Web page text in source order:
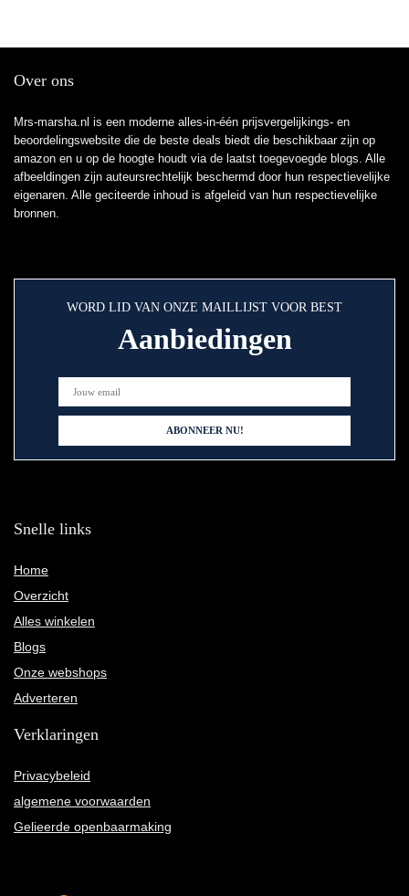
Over ons
Mrs-marsha.nl is een moderne alles-in-één prijsvergelijkings- en
beoordelingswebsite die de beste deals biedt die beschikbaar zijn op
amazon en u op de hoogte houdt via de laatst toegevoegde blogs. Alle
afbeeldingen zijn auteursrechtelijk beschermd door hun respectievelijke
eigenaren. Alle geciteerde inhoud is afgeleid van hun respectievelijke
bronnen.
WORD LID VAN ONZE MAILLIJST VOOR BEST
Aanbiedingen
Snelle links
Home
Overzicht
Alles winkelen
Blogs
Onze webshops
Adverteren
Verklaringen
Privacybeleid
algemene voorwaarden
Gelieerde openbaarmaking